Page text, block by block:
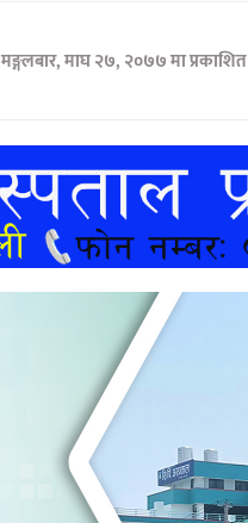
मङ्गलबार, माघ २७, २०७७ मा प्रकाशित